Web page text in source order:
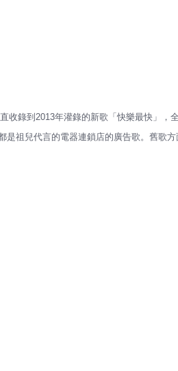
錄到2013年灌錄的新歌「快樂最快」，
祖兒代言的電器連鎖店的廣告歌。舊歌